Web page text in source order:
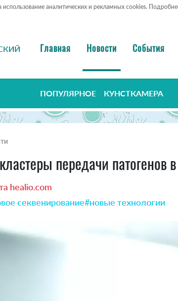
использование аналитических и рекламных cookies.
Главная Новости События
ПОПУЛЯРНОЕ КУНСТКАМЕРА
передачи патогенов
healio.com
секвенирование#новые технологии